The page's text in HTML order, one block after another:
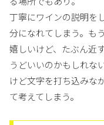
丁寧にワインの説明を
分になれてしまう。も
嬉しいけど、たぶん近
うどいいのかもしれない
けど文字を打ち込みな
て考えてしまう。